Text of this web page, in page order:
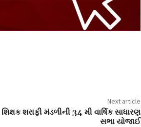
Next article
શરાફી મંડળીની 34 મી વાર્ષિક સાધારણ
સભા યોજાઈ